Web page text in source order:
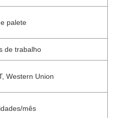
palete
de trabalho
Western Union
mês